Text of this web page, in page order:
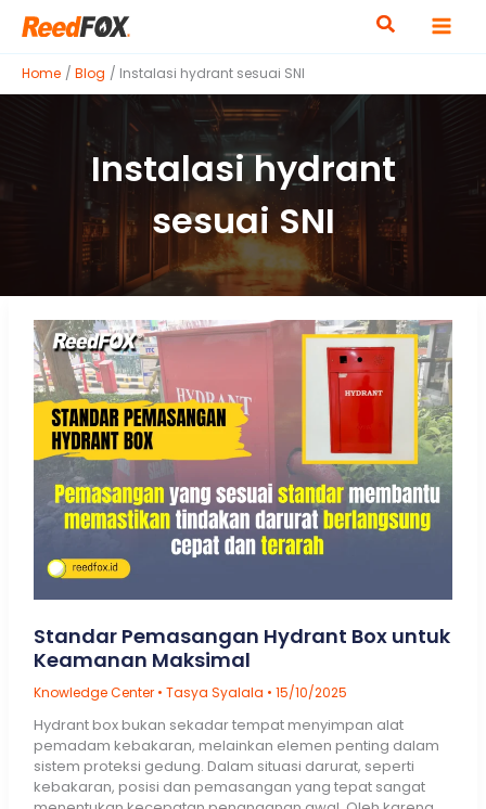
Home Blog Instalasi hydrant sesuai SNI
Instalasi hydrant
sesuai SNI
Standar Pemasangan Hydrant Box untuk
Keamanan Maksimal
Knowledge Center• Tasya Syalala • 15/10/2025
Hydrant box bukan sekadar tempat menyimpan alat
pemadam kebakaran, melainkan elemen penting dalam
sistem proteksi gedung. Dalam situasi darurat, seperti
kebakaran, posisi dan pemasangan yang tepat sangat